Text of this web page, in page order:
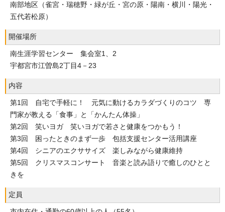
南部地区（雀宮・瑞穂野・緑が丘・宮の原・陽南・横川・陽光・
五代若松原）
開催場所
南生涯学習センター 集会室1、2
宇都宮市江曽島2丁目4－23
内容
第1回 自宅で手軽に！ 元気に動けるカラダづくりのコツ 専
門家が教える「食事」と「かんたん体操」
第2回 笑いヨガ 笑いヨガで若さと健康をつかもう！
第3回 困ったときのまず一歩 包括支援センター活用講座
第4回 シニアのエクササイズ 楽しみながら健康維持
第5回 クリスマスコンサート 音楽と読み語りで癒しのひとと
きを
定員